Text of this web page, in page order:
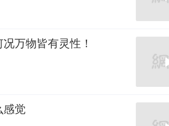
万物皆有灵性！
感觉